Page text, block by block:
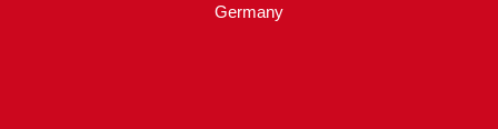
Germany